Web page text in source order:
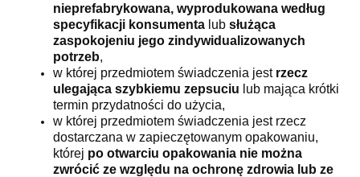
nieprefabrykowana, wyprodukowana według
specyfikacji konsumenta lub służąca
zaspokojeniu jego zindywidualizowanych
potrzeb,
w której przedmiotem świadczenia jest rzecz
ulegająca szybkiemu zepsuciu lub mająca krótki
termin przydatności do użycia,
w której przedmiotem świadczenia jest rzecz
dostarczana w zapieczętowanym opakowaniu,
której po otwarciu opakowania nie można
zwrócić ze względu na ochronę zdrowia lub ze